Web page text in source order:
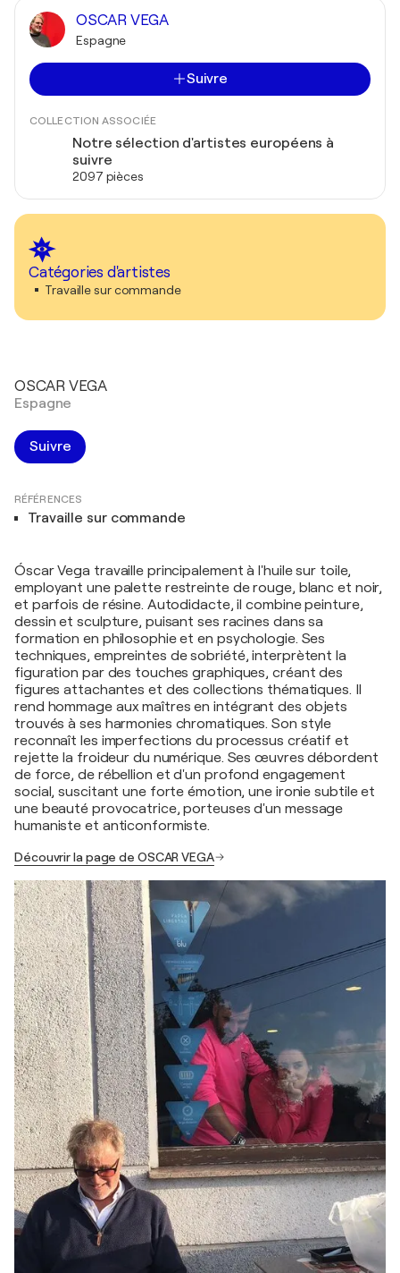
OSCAR VEGA
Espagne
Suivre
COLLECTION ASSOCIÉE
Notre sélection d'artistes européens à
suivre
2097 pièces
Catégories d'artistes
Travaille sur commande
OSCAR VEGA
Espagne
Suivre
RÉFÉRENCES
Travaille sur commande
Óscar Vega travaille principalement à l'huile sur toile,
employant une palette restreinte de rouge, blanc et noir,
et parfois de résine. Autodidacte, il combine peinture,
dessin et sculpture, puisant ses racines dans sa
formation en philosophie et en psychologie. Ses
techniques, empreintes de sobriété, interprètent la
figuration par des touches graphiques, créant des
figures attachantes et des collections thématiques. Il
rend hommage aux maîtres en intégrant des objets
trouvés à ses harmonies chromatiques. Son style
reconnaît les imperfections du processus créatif et
rejette la froideur du numérique. Ses œuvres débordent
de force, de rébellion et d'un profond engagement
social, suscitant une forte émotion, une ironie subtile et
une beauté provocatrice, porteuses d'un message
humaniste et anticonformiste.
Découvrir la page de OSCAR VEGA